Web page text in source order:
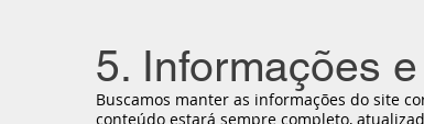
5. Informações
Buscamos manter as informações do site
conteúdo estará sempre completo,